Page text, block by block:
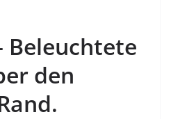
Beleuchtete
den